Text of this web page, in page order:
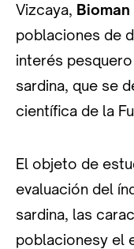
Vizcaya,
poblaciones de
interés
sardina, que se
científica de la
El objeto de
evaluación del
sardina, las
poblacionesy el